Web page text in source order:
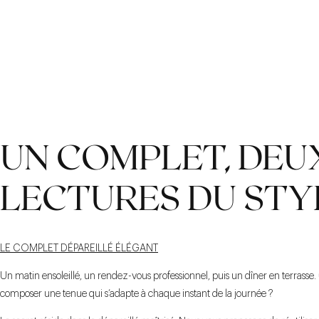
UN COMPLET,
LECTURES DU
LE COMPLET DÉPAREILLÉ ÉLÉGANT
Un matin ensoleillé, un rendez-vous professionnel, puis un dîner en
composer une tenue qui s’adapte à chaque instant de la journée ?